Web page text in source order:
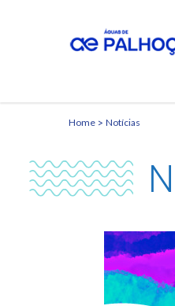
Home Notícias